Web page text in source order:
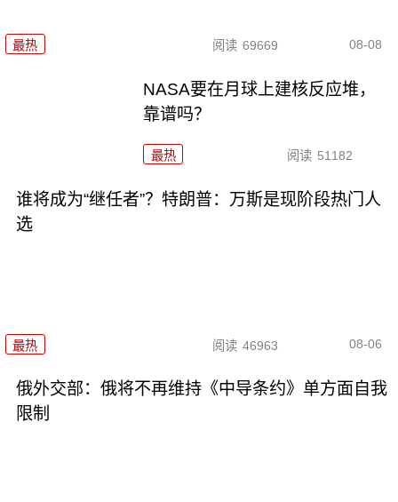
最热 阅读 69669 08-08
NASA要在月球上建核反应堆，
靠谱吗？
最热 阅读 51182
谁将成为“继任者”？特朗普：万斯是现阶段热门人
选
最热 阅读 46963 08-06
俄外交部：俄将不再维持《中导条约》单方面自我
限制